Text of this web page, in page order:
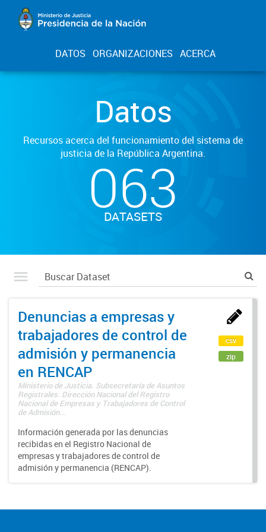
DATOS ORGANIZACIONES ACERCA
Datos
Recursos acerca del funcionamiento del sistema de
justicia de la República Argentina.
063
DATASETS
Denuncias a empresas y
trabajadores de control de
admisión y permanencia
en RENCAP
Ministerio de Justicia. Subsecretaría de Asuntos
Registrales. Dirección Nacional del Registro
Nacional de Empresas y Trabajadores de Control
de Admisión...
Información generada por las denuncias
recibidas en el Registro Nacional de
empresas y trabajadores de control de
admisión y permanencia (RENCAP).
csv
zip